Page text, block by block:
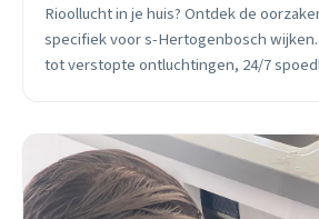
Rioollucht in je huis? Ontdek de
specifiek voor s-Hertogenbosch
tot verstopte ontluchtingen, 24/7